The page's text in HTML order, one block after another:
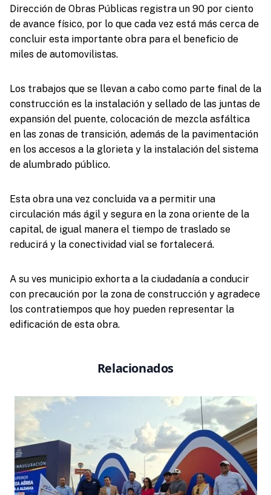
Dirección de Obras Públicas registra un 90 por ciento
de avance físico, por lo que cada vez está más cerca de
concluir esta importante obra para el beneficio de
miles de automovilistas.
Los trabajos que se llevan a cabo como parte final de la
construcción es la instalación y sellado de las juntas de
expansión del puente, colocación de mezcla asfáltica
en las zonas de transición, además de la pavimentación
en los accesos a la glorieta y la instalación del sistema
de alumbrado público.
Esta obra una vez concluida va a permitir una
circulación más ágil y segura en la zona oriente de la
capital, de igual manera el tiempo de traslado se
reducirá y la conectividad vial se fortalecerá.
A su ves municipio exhorta a la ciudadanía a conducir
con precaución por la zona de construcción y agradece
los contratiempos que hoy pueden representar la
edificación de esta obra.
Relacionados